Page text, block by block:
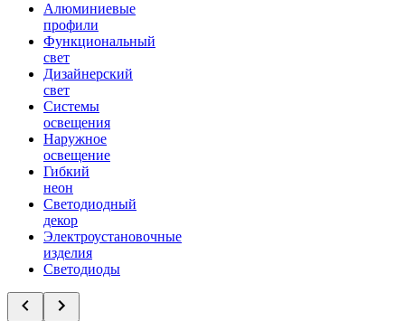
Алюминиевые
профили
Функциональный
свет
Дизайнерский
свет
Системы
освещения
Наружное
освещение
Гибкий
неон
Светодиодный
декор
Электроустановочные
изделия
Светодиоды